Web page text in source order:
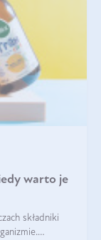
warto je
składniki